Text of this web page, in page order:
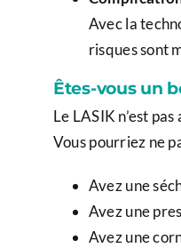
Avec la
risques sont
Êtes-vous un
Le LASIK n’est
Vous pourriez ne
Avez une
Avez une
Avez une